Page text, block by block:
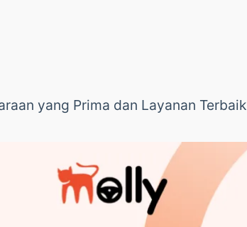
yang Prima dan Layanan Terbaik